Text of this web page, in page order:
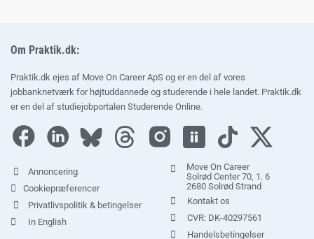
Om Praktik.dk:
Praktik.dk ejes af Move On Career ApS og er en del af vores
jobbanknetværk for højtuddannede og studerende i hele landet. Praktik.dk
er en del af studiejobportalen Studerende Online.
Annoncering
Cookiepræferencer
Privatlivspolitik & betingelser
In English
Move On Career
Solrød Center 70, 1. 6
2680 Solrød Strand
Kontakt os
CVR: DK-40297561
Handelsbetingelser